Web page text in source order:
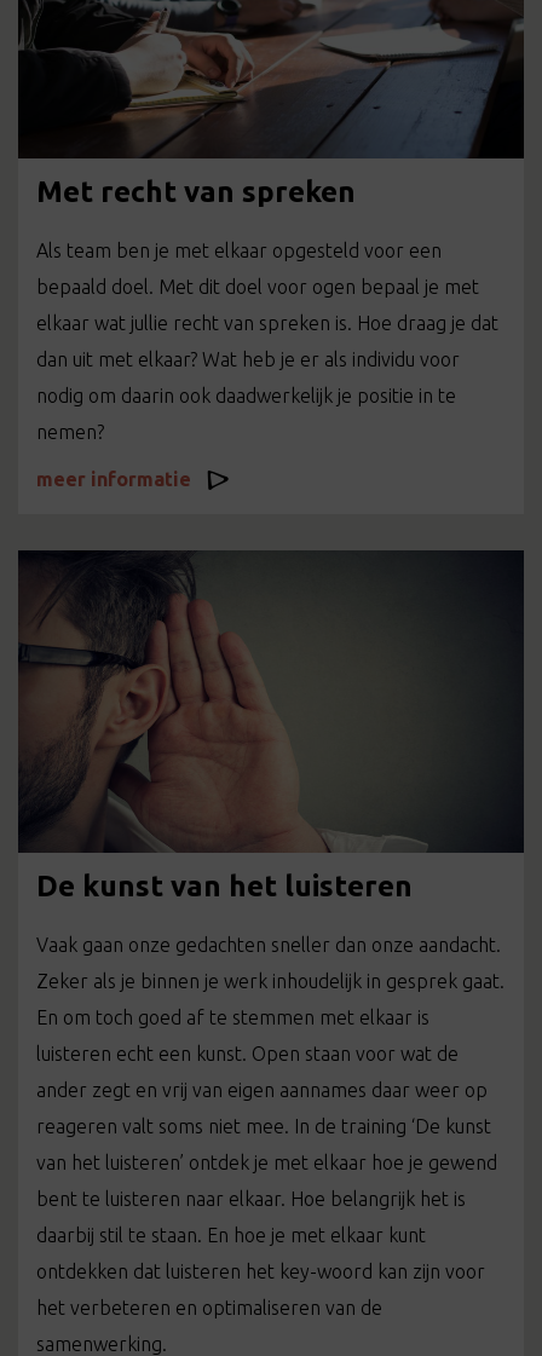
Met recht van spreken
Als team ben je met elkaar opgesteld voor een
bepaald doel. Met dit doel voor ogen bepaal je met
elkaar wat jullie recht van spreken is. Hoe draag je dat
dan uit met elkaar? Wat heb je er als individu voor
nodig om daarin ook daadwerkelijk je positie in te
nemen?
meer informatie
De kunst van het luisteren
Vaak gaan onze gedachten sneller dan onze aandacht.
Zeker als je binnen je werk inhoudelijk in gesprek gaat.
En om toch goed af te stemmen met elkaar is
luisteren echt een kunst. Open staan voor wat de
ander zegt en vrij van eigen aannames daar weer op
reageren valt soms niet mee. In de training ‘De kunst
van het luisteren’ ontdek je met elkaar hoe je gewend
bent te luisteren naar elkaar. Hoe belangrijk het is
daarbij stil te staan. En hoe je met elkaar kunt
ontdekken dat luisteren het key-woord kan zijn voor
het verbeteren en optimaliseren van de
samenwerking.